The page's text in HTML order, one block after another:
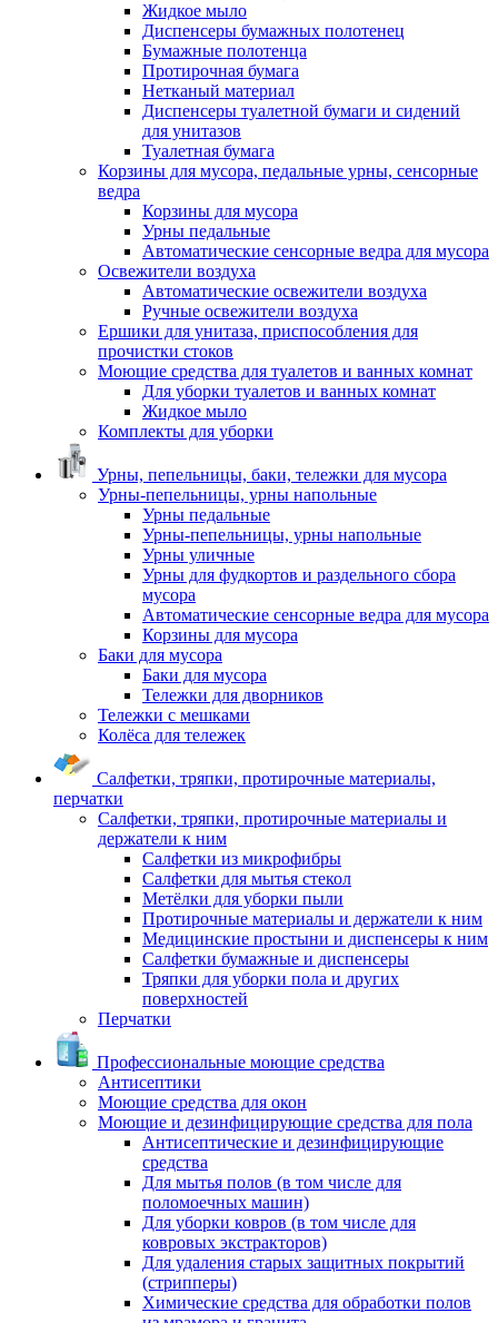
Жидкое мыло
Диспенсеры бумажных полотенец
Бумажные полотенца
Протирочная бумага
Нетканый материал
Диспенсеры туалетной бумаги и сидений
для унитазов
Туалетная бумага
Корзины для мусора, педальные урны, сенсорные
ведра
Корзины для мусора
Урны педальные
Автоматические сенсорные ведра для мусора
Освежители воздуха
Автоматические освежители воздуха
Ручные освежители воздуха
Ершики для унитаза, приспособления для
прочистки стоков
Моющие средства для туалетов и ванных комнат
Для уборки туалетов и ванных комнат
Жидкое мыло
Комплекты для уборки
Урны, пепельницы, баки, тележки для мусора
Урны-пепельницы, урны напольные
Урны педальные
Урны-пепельницы, урны напольные
Урны уличные
Урны для фудкортов и раздельного сбора
мусора
Автоматические сенсорные ведра для мусора
Корзины для мусора
Баки для мусора
Баки для мусора
Тележки для дворников
Тележки с мешками
Колёса для тележек
Салфетки, тряпки, протирочные материалы,
перчатки
Салфетки, тряпки, протирочные материалы и
держатели к ним
Салфетки из микрофибры
Салфетки для мытья стекол
Метёлки для уборки пыли
Протирочные материалы и держатели к ним
Медицинские простыни и диспенсеры к ним
Салфетки бумажные и диспенсеры
Тряпки для уборки пола и других
поверхностей
Перчатки
Профессиональные моющие средства
Антисептики
Моющие средства для окон
Моющие и дезинфицирующие средства для пола
Антисептические и дезинфицирующие
средства
Для мытья полов (в том числе для
поломоечных машин)
Для уборки ковров (в том числе для
ковровых экстракторов)
Для удаления старых защитных покрытий
(стрипперы)
Химические средства для обработки полов